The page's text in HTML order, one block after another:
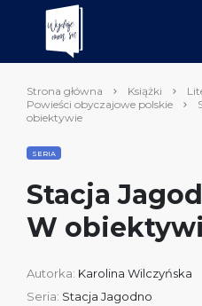
Strona główna Książki
Powieści obyczajowe polskie
obiektywie
SERIA
Stacja
W
Autorka: Karolina Wilczyńska
Seria: Stacja Jagodno